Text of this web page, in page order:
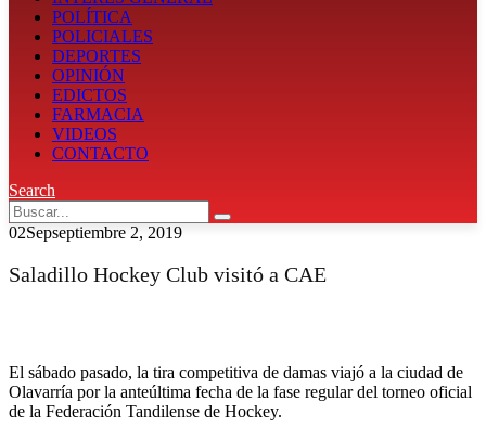
POLÍTICA
POLICIALES
DEPORTES
OPINIÓN
EDICTOS
FARMACIA
VIDEOS
CONTACTO
Search
02Sepseptiembre 2, 2019
Saladillo Hockey Club visitó a CAE
El sábado pasado, la tira competitiva de damas viajó a la ciudad de
Olavarría por la anteúltima fecha de la fase regular del torneo oficial
de la Federación Tandilense de Hockey.